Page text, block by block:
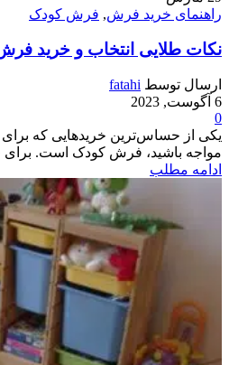
راهنمای خرید فرش, فرش کودک
نکات طلایی انتخاب و خرید
ارسال توسط fatahi
6 آگوست, 2023
0
یکی از حساس‌ترین خریدهایی که
مواجه باشید، فرش کودک است. برای
ادامه مطلب